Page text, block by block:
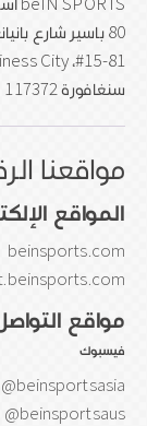
80 باسير شارع بانيانغ
#15-81، Mapletree Business City
سنغافورة 117372
مواقعنا
المواقع
beinsports.com
مواقع
فيسبوك
@beinsportsaus